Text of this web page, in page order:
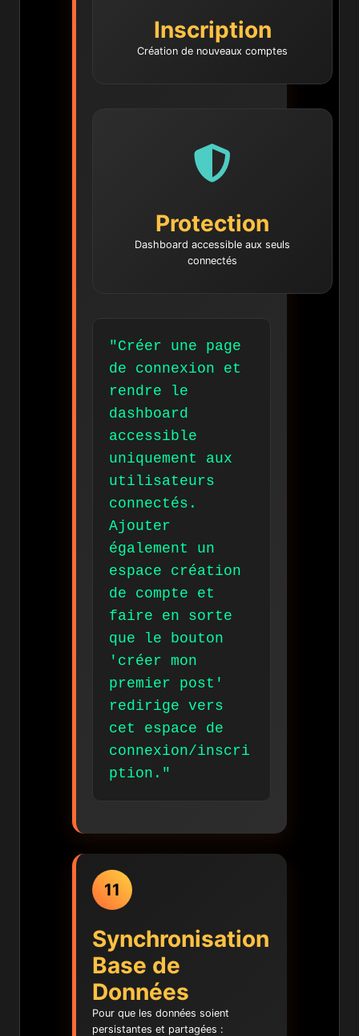
Inscription
Création de nouveaux comptes
Protection
Dashboard accessible aux seuls
connectés
"Créer une page
de connexion et
rendre le
dashboard
accessible
uniquement aux
utilisateurs
connectés.
Ajouter
également un
espace création
de compte et
faire en sorte
que le bouton
'créer mon
premier post'
redirige vers
cet espace de
connexion/inscri
ption."
11
Synchronisation
Base de
Données
Pour que les données soient
persistantes et partagées :